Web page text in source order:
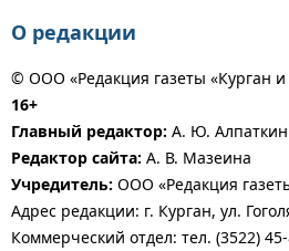
О редакции
© ООО «Редакция газеты «Курган и
16+
Главный редактор: А. Ю. Алпаткин
Редактор сайта: А. В. Мазеина
Учредитель: ООО «Редакция
Адрес редакции: г. Курган, ул.
Коммерческий отдел: тел. (3522)